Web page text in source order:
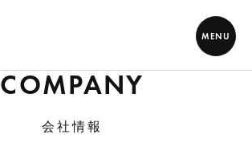
MENU
COMPANY
会社情報